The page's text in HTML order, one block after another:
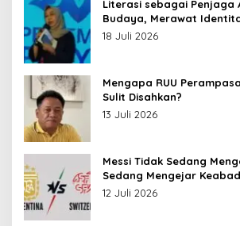
Literasi sebagai Penjaga
Budaya, Merawat
18 Juli 2026
Mengapa RUU
Sulit Disahkan?
13 Juli 2026
Messi Tidak Sedang
Sedang Mengejar
12 Juli 2026